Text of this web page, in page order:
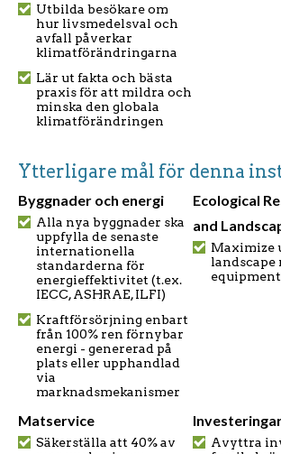
Utbilda besökare om
hur livsmedelsval och
avfall påverkar
klimatförändringarna
Lär ut fakta och bästa
praxis för att mildra och
minska den globala
klimatförändringen
Ytterligare mål för denna
Byggnader och energi
Alla nya byggnader ska
uppfylla de senaste
internationella
standarderna för
energieffektivitet (t.ex.
IECC, ASHRAE, ILFI)
Kraftförsörjning enbart
från 100% ren förnybar
energi - genererad på
plats eller upphandlad
via
marknadsmekanismer
Ecological
and
Maximize
landscape
equipment
Matservice
Säkerställa att 40% av
Avyttra